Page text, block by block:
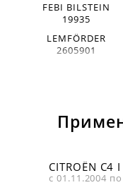
FEBI BILSTEIN
19935
LEMFÖRDER
2605901
CITROËN C4
с 01.11.2004